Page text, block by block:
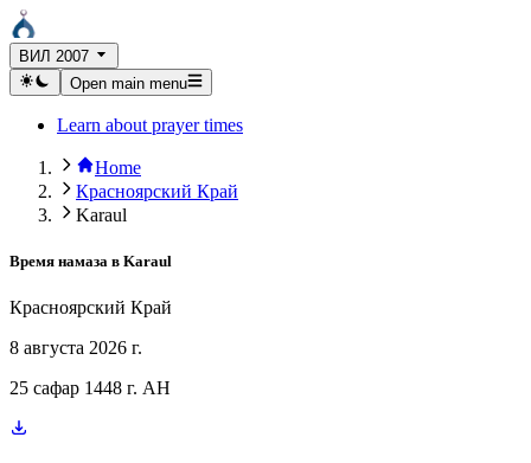
ВИЛ 2007
Open main menu
Learn about prayer times
Home
Красноярский Край
Karaul
Время намаза в Karaul
Красноярский Край
8 августа 2026 г.
25 сафар 1448 г. AH